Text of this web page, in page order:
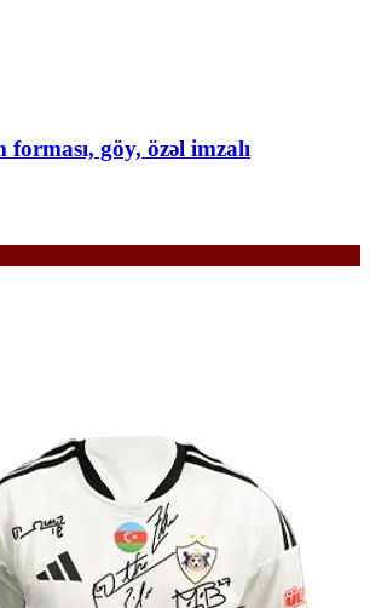
göy, özəl imzalı